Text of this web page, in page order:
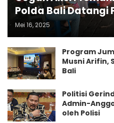
Polda Bali Datangi
Mei 16, 2025
Program
Musni Arifin,
Bali
Politisi
Admin-
oleh Polisi